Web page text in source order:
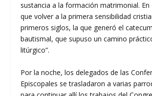
sustancia a la formación matrimonial.
que volver a la primera sensibilidad
primeros siglos, la que generó el
bautismal, que supuso un camino
litúrgico”.
Por la noche, los delegados de las
Episcopales se trasladaron a varias